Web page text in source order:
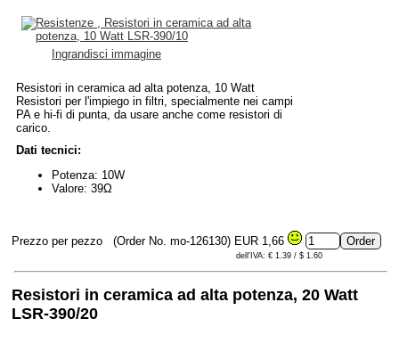
Ingrandisci immagine
Resistori in ceramica ad alta potenza, 10 Watt
Resistori per l'impiego in filtri, specialmente nei campi
PA e hi-fi di punta, da usare anche come resistori di
carico.
Dati tecnici:
Potenza: 10W
Valore: 39Ω
Prezzo per pezzo (Order No. mo-126130) EUR 1,66
dell'IVA: € 1.39 / $ 1.60
Resistori in ceramica ad alta potenza, 20 Watt
LSR-390/20